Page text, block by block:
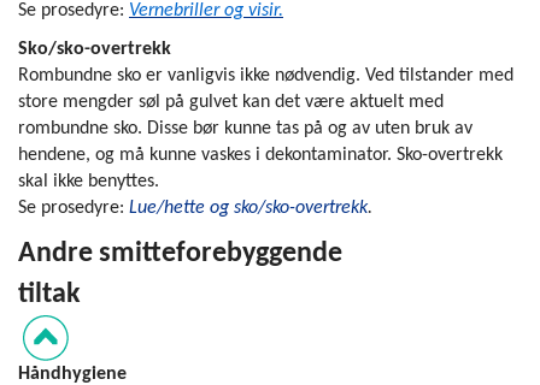
Se prosedyre: Vernebriller og visir.
Sko/sko-overtrekk
Rombundne sko er vanligvis ikke nødvendig. Ved tilstander med
store mengder søl på gulvet kan det være aktuelt med
rombundne sko. Disse bør kunne tas på og av uten bruk av
hendene, og må kunne vaskes i dekontaminator. Sko-overtrekk
skal ikke benyttes.
Se prosedyre: Lue/hette og sko/sko-overtrekk.
Andre smitteforebyggende
tiltak
Håndhygiene